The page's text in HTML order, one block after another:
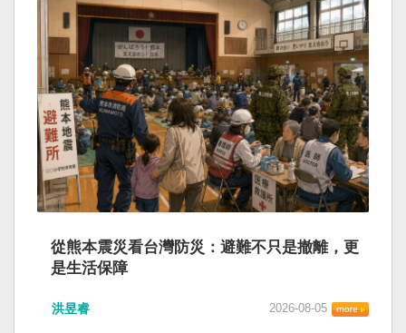
從熊本震災看台灣防災：避難不只是撤離，更
是生活保障
洪昱睿 2026-08-05